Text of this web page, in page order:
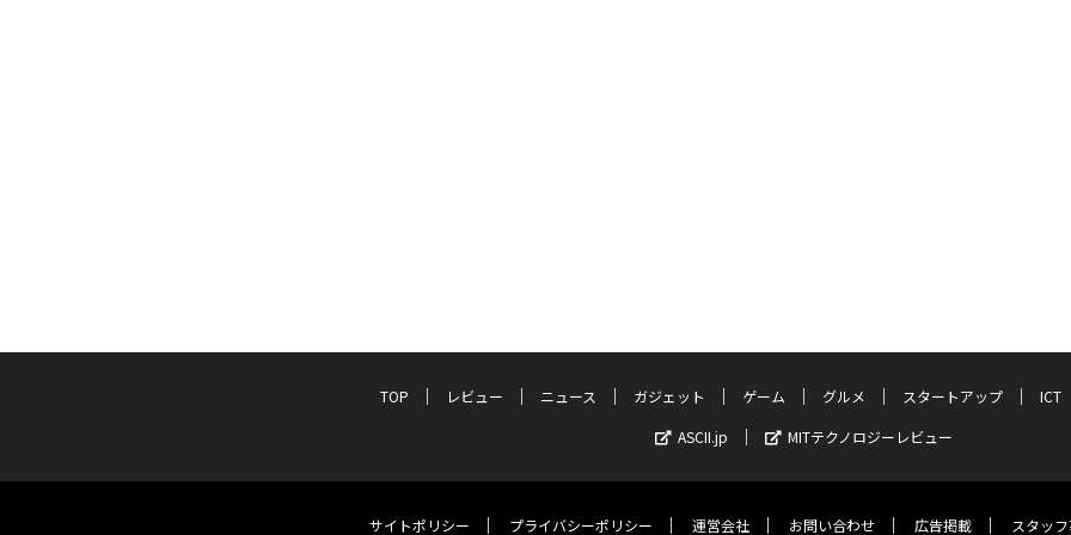
TOP レビュー ニュース ガジェット ゲーム グルメ スタートアップ ICT
ASCII.jp
MITテクノロジーレビュー
サイトポリシー プライバシーポリシー 運営会社 お問い合わせ 広告掲載 スタッ